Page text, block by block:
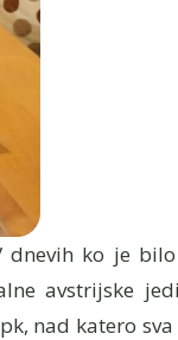
ko je
avstrijske
nad katero